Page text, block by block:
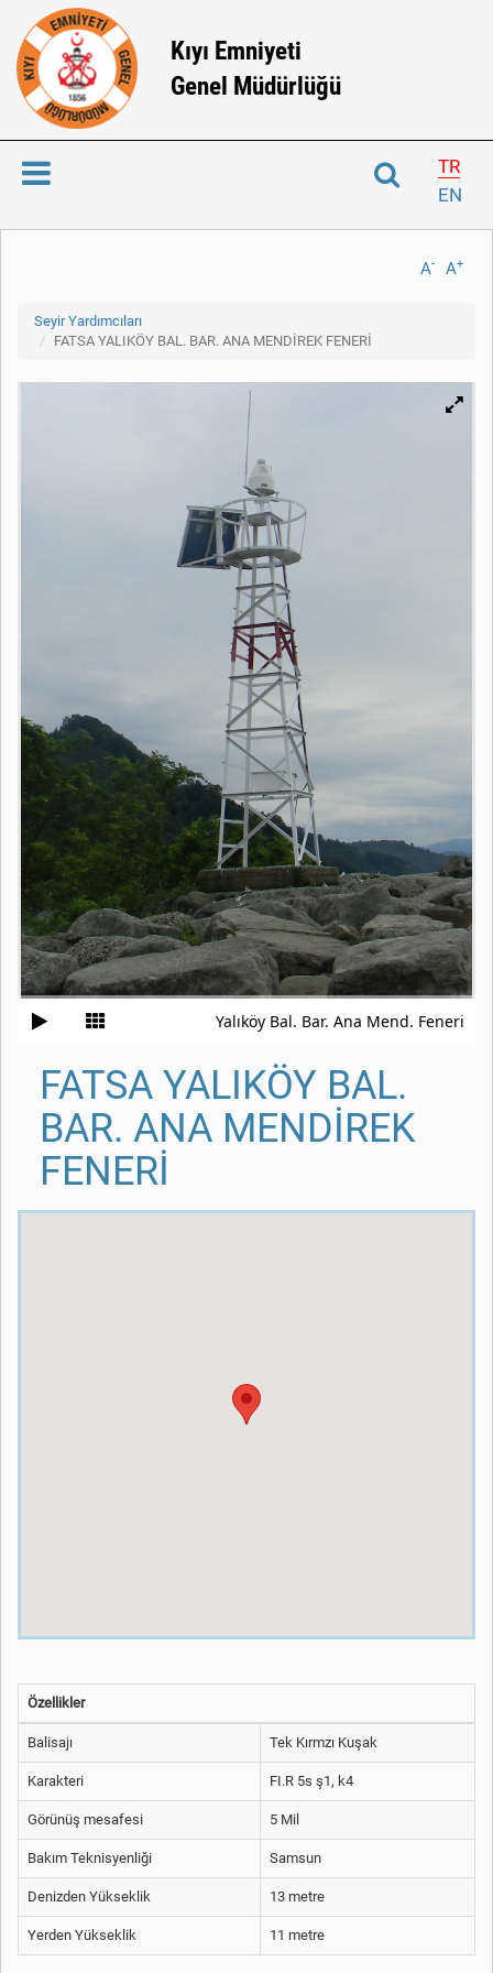
Kıyı Emniyeti
Genel Müdürlüğü
TR
EN
A+
A-
Seyir Yardımcıları
FATSA YALIKÖY BAL. BAR. ANA MENDİREK FENERİ
Yalıköy Bal. Bar. Ana Mend. Feneri
FATSA YALIKÖY BAL.
BAR. ANA MENDİREK
FENERİ
Özellikler
Balisajı Tek Kırmzı Kuşak
Karakteri FI.R 5s ş1, k4
Görünüş mesafesi 5 Mil
Bakım Teknisyenliği Samsun
Denizden Yükseklik 13 metre
Yerden Yükseklik 11 metre